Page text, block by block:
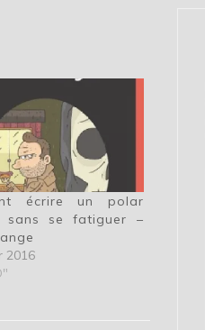
écrire un polar
sans se fatiguer –
2016